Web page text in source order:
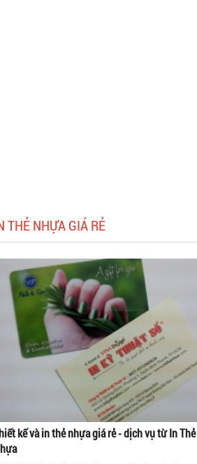
THẺ NHỰA GIÁ RẺ
kế và in thẻ nhựa giá rẻ - dịch vụ từ In Thẻ